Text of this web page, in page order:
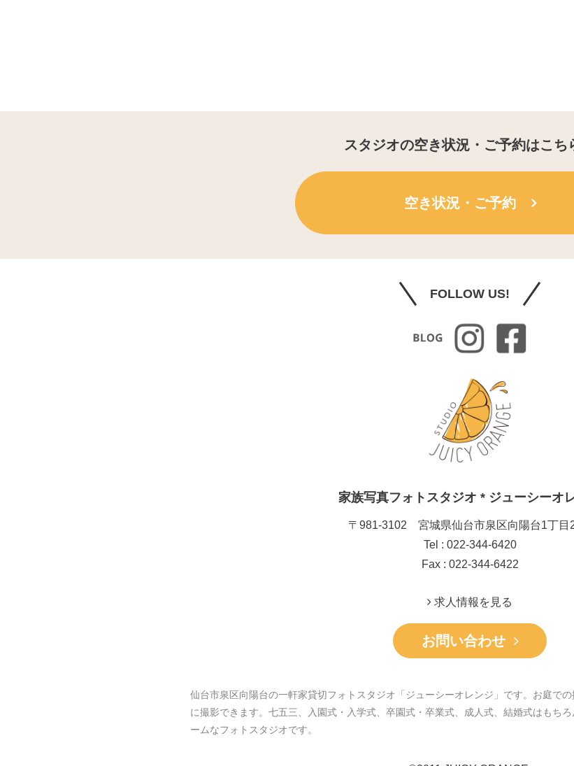
スタジオの空き状況・ご予約はこち
空き状況・ご予約
FOLLOW US!
家族写真フォトスタジオ * ジューシーオ
〒981-3102 宮城県仙台市泉区向陽台1丁目
Tel : 022-344-6420
Fax : 022-344-6422
求人情報を見る
お問い合わせ
仙台市泉区向陽台の一軒家貸切フォトスタジオ「ジューシーオレンジ」です。お庭で
に撮影できます。七五三、入園式・入学式、卒園式・卒業式、成人式、結婚式はもち
ームなフォトスタジオです。